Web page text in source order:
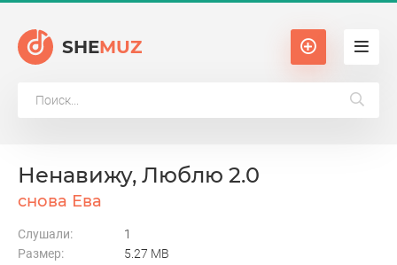
SHEMUZ
Ненавижу, Люблю 2.0
снова Ева
Слушали:
1
Размер:
5.27 MB